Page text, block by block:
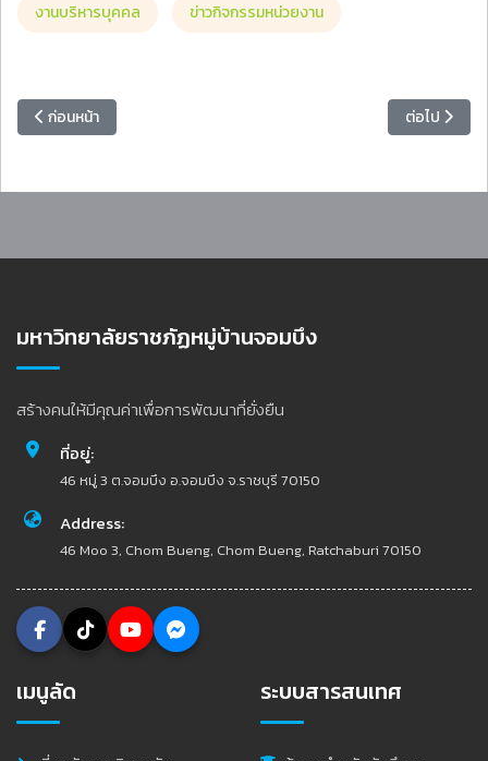
งานบริหารบุคคล ข่าวกิจกรรมหน่วยงาน
เนื้อหาก่อนหน้า: มหาวิทยาลัยราชภัฏหมู่บ้านจอมบึงลงนาม MOU โรงเรีย
ก่อนหน้า เนื้อหาถัดไป
ต่อไป
มหาวิทยาลัยราชภัฏหมู่บ้านจอมบึง
สร้างคนให้มีคุณค่าเพื่อการพัฒนาที่ยั่งยืน
ที่อยู่:
46 หมู่ 3 ต.จอมบึง อ.จอมบึง จ.ราชบุรี 70150
Address:
46 Moo 3, Chom Bueng, Chom Bueng, Ratchaburi 70150
เมนูลัด ระบบสารสนเทศ